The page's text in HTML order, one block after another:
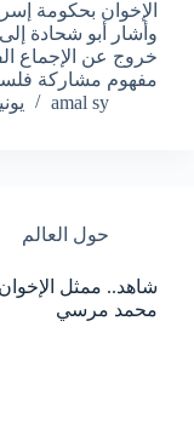
الإخوان بحكومة
وأشار أبو شحادة
خروج عن الإجماع
مفهوم مشاركة
amal sy
يونيو
حول العالم
شاهد.. ممثل
محمد مرسي